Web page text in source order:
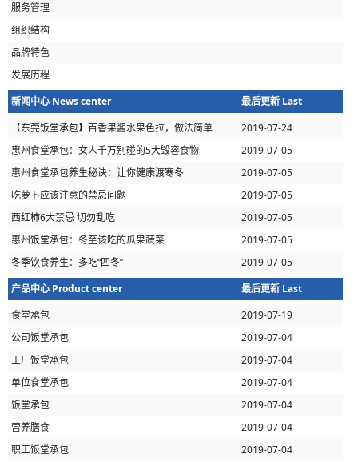
服务管理
组织结构
品牌特色
发展历程
新闻中心 News center
最后更新 Last
modified
【东莞饭堂承包】百香果酱水果色拉，做法简单
2019-07-24
惠州食堂承包：女人千万别碰的5大毁容食物
2019-07-05
惠州食堂承包养生秘诀：让你健康渡寒冬
2019-07-05
吃萝卜应该注意的禁忌问题
2019-07-05
西红柿6大禁忌 切勿乱吃
2019-07-05
惠州饭堂承包：冬至该吃的瓜果蔬菜
2019-07-05
冬季饮食养生：多吃“四冬”
2019-07-05
产品中心 Product center
最后更新 Last
modified
食堂承包
2019-07-19
公司饭堂承包
2019-07-04
工厂饭堂承包
2019-07-04
单位食堂承包
2019-07-04
饭堂承包
2019-07-04
营养膳食
2019-07-04
职工饭堂承包
2019-07-04